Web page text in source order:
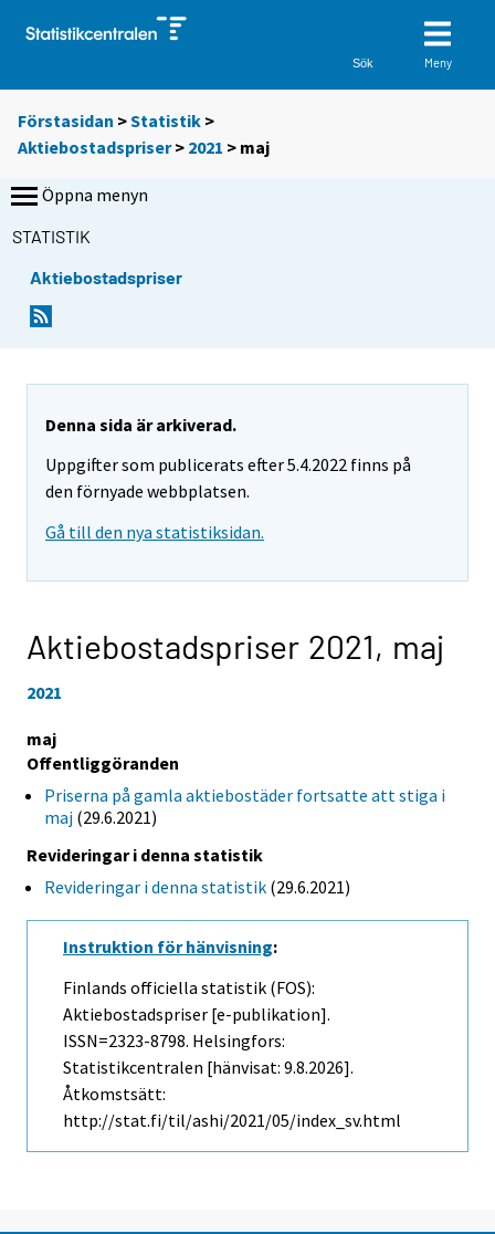
Sök Meny
Förstasidan >Statistik >
Aktiebostadspriser> 2021 > maj
Öppna menyn
STATISTIK
Aktiebostadspriser
Denna sida är arkiverad.
Uppgifter som publicerats efter 5.4.2022 finns på
den förnyade webbplatsen.
Gå till den nya statistiksidan.
Aktiebostadspriser 2021, maj
2021
maj
Offentliggöranden
Priserna på gamla aktiebostäder fortsatte att stiga i
maj (29.6.2021)
Revideringar i denna statistik
Revideringar i denna statistik (29.6.2021)
Instruktion för hänvisning:
Finlands officiella statistik (FOS):
Aktiebostadspriser [e-publikation].
ISSN=2323-8798. Helsingfors:
Statistikcentralen [hänvisat: 9.8.2026].
Åtkomstsätt:
http://stat.fi/til/ashi/2021/05/index_sv.html